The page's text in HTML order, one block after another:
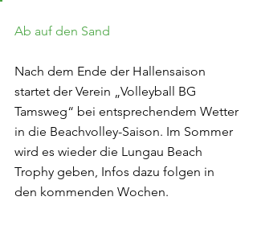
Ab auf den Sand
Nach dem Ende der Hallensaison
startet der Verein „Volleyball BG
Tamsweg“ bei entsprechendem Wetter
in die Beachvolley-Saison. Im Sommer
wird es wieder die Lungau Beach
Trophy geben, Infos dazu folgen in
den kommenden Wochen.